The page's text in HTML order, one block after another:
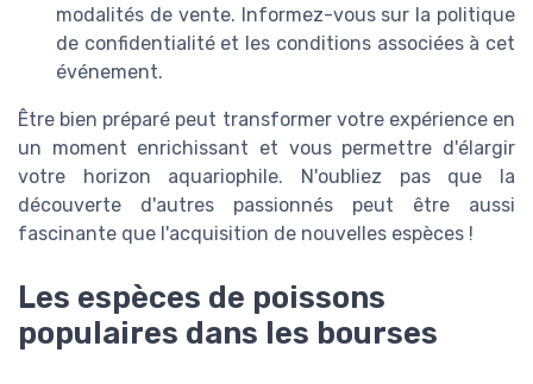
modalités de vente. Informez-vous sur la politique
de confidentialité et les conditions associées à cet
événement.
Être bien préparé peut transformer votre expérience en
un moment enrichissant et vous permettre d'élargir
votre horizon aquariophile. N'oubliez pas que la
découverte d'autres passionnés peut être aussi
fascinante que l'acquisition de nouvelles espèces !
Les espèces de poissons
populaires dans les bourses